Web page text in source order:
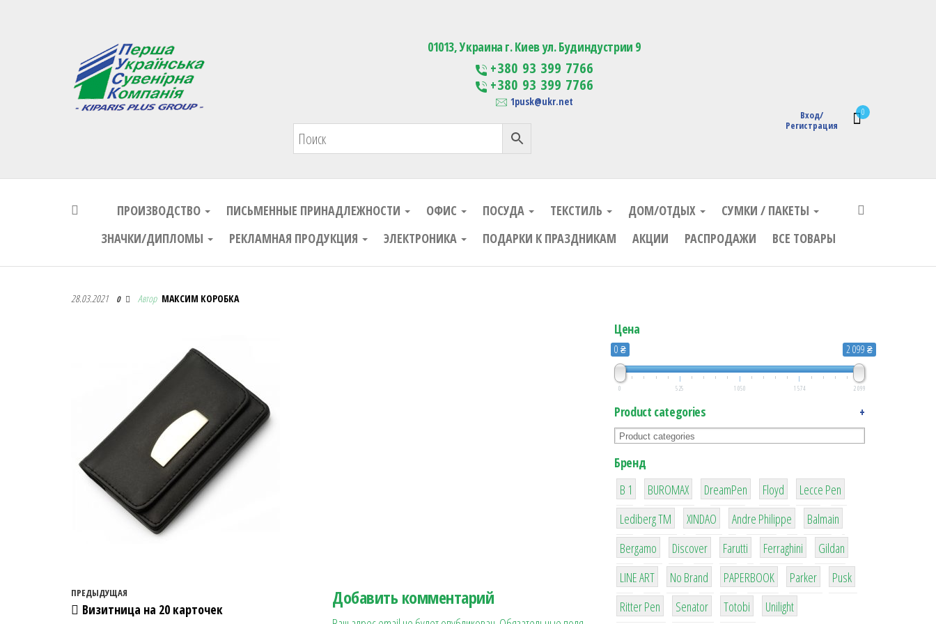
Первая Украинская Сувенирная Компания Изготовление сувенирной продукции с логотипом
0
Вход/
Регистрация
01013, Украина г. Киев ул. Будиндустрии 9
+380 93 399 7766
+380 93 399 7766
1pusk@ukr.net
ПРОИЗВОДСТВО ПИСЬМЕННЫЕ ПРИНАДЛЕЖНОСТИ ОФИС ПОСУДА ТЕКСТИЛЬ ДОМ/ОТДЫХ
СУМКИ / ПАКЕТЫ
ЗНАЧКИ/ДИПЛОМЫ
РЕКЛАМНАЯ ПРОДУКЦИЯ ЭЛЕКТРОНИКА ПОДАРКИ К ПРАЗДНИКАМ АКЦИИ РАСПРОДАЖИ ВСЕ ТОВАРЫ
Первая Украинская Сувенирная Компания
28.03.2021 0 Автор МАКСИМ КОРОБКА
Навигация по записям
Предыдущая запись
ПРЕДЫДУЩАЯ
Визитница на 20 карточек
Добавить комментарий
Цена
0 ₴ 2 099 ₴
0 525 1 050 1 574 2 099
Product categories +
Бренд
B 1
1
BUROMAX
1
DreamPen
2
Floyd
2
Lecce Pen
3
Lediberg ТМ
3
XINDAO
1
Andre Philippe
4
Balmain
26
Bergamo
64
Discover
299
Farutti
4
Ferraghini
42
Gildan
4
LINE ART
90
No Brand
8
PAPERBOOK
6
Parker
2
Pusk
22
Ritter Pen
15
Senator
43
Totobi
1
Unilight